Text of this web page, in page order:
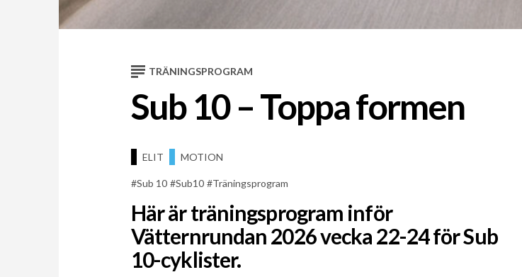
TRÄNINGSPROGRAM
Sub 10 – Toppa formen
ELIT MOTION
Sub 10 Sub10 Träningsprogram
Här är träningsprogram inför
Vätternrundan 2026 vecka 22-24 för Sub
10-cyklister.